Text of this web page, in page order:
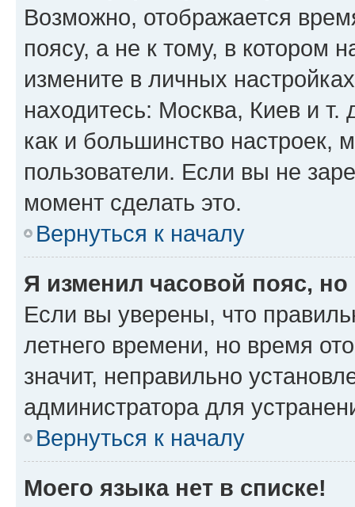
Возможно, отображается
поясу, а не к тому, в котором
измените в личных
находитесь: Москва, Киев и т.
как и большинство настроек,
пользователи. Если вы не
момент сделать это.
Вернуться к началу
Я изменил часовой пояс,
Если вы уверены, что
летнего времени, но время
значит, неправильно
администратора для
Вернуться к началу
Моего языка нет в списке!